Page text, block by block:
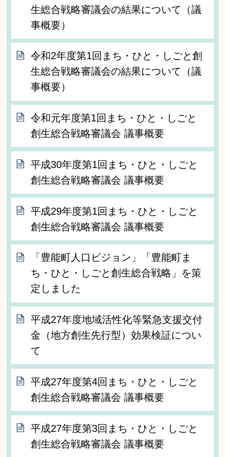
生総合戦略審議会の結果について（議
事概要）
令和2年度第1回まち・ひと・しごと創
生総合戦略審議会の結果について（議
事概要）
令和元年度第1回まち・ひと・しごと
創生総合戦略審議会 議事概要
平成30年度第1回まち・ひと・しごと
創生総合戦略審議会 議事概要
平成29年度第1回まち・ひと・しごと
創生総合戦略審議会 議事概要
「豊能町人口ビジョン」「豊能町ま
ち・ひと・しごと創生総合戦略」を策
定しました
平成27年度地域活性化等緊急支援交付
金（地方創生先行型）効果検証につい
て
平成27年度第4回まち・ひと・しごと
創生総合戦略審議会 議事概要
平成27年度第3回まち・ひと・しごと
創生総合戦略審議会 議事概要